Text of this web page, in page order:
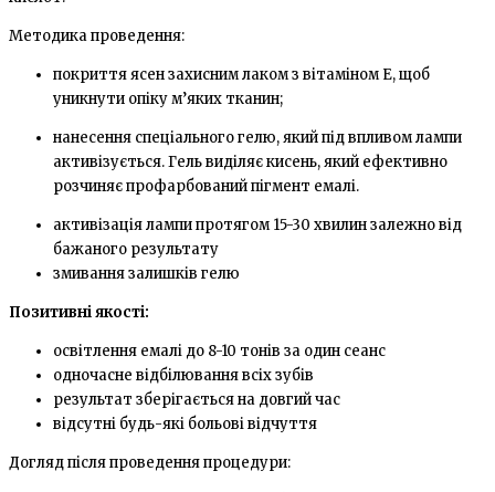
Методика проведення:
покриття ясен захисним лаком з вітаміном E, щоб
уникнути опіку м’яких тканин;
нанесення спеціального гелю, який під впливом лампи
активізується. Гель виділяє кисень, який ефективно
розчиняє профарбований пігмент емалі.
активізація лампи протягом 15-30 хвилин залежно від
бажаного результату
змивання залишків гелю
Позитивні якості:
освітлення емалі до 8-10 тонів за один сеанс
одночасне відбілювання всіх зубів
результат зберігається на довгий час
відсутні будь-які больові відчуття
Догляд після проведення процедури: